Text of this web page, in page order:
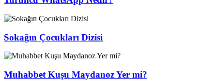
Sokağın Çocukları Dizisi
Muhabbet Kuşu Maydanoz Yer mi?